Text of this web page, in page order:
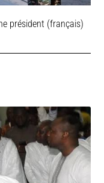
président (français)